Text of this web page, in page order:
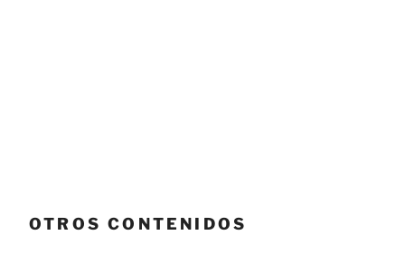
OTROS CONTENIDOS